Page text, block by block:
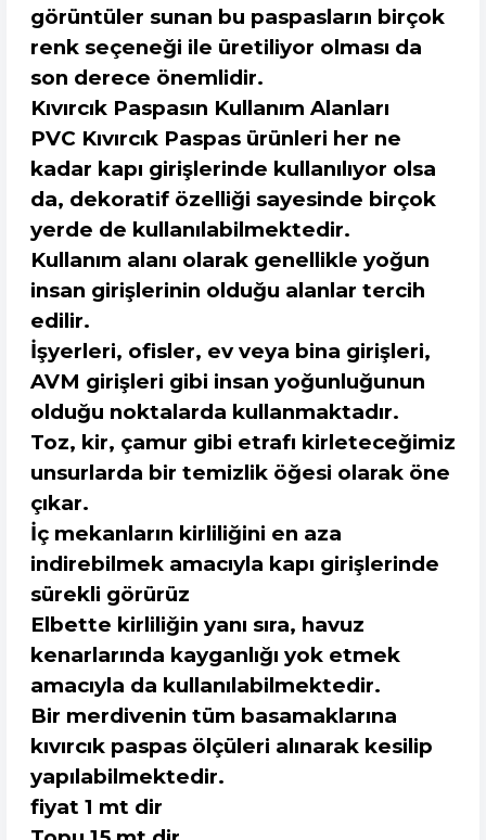
görüntüler sunan bu paspasların birçok
renk seçeneği ile üretiliyor olması da
son derece önemlidir.
Kıvırcık Paspasın Kullanım Alanları
PVC Kıvırcık Paspas ürünleri her ne
kadar kapı girişlerinde kullanılıyor olsa
da, dekoratif özelliği sayesinde birçok
yerde de kullanılabilmektedir.
Kullanım alanı olarak genellikle yoğun
insan girişlerinin olduğu alanlar tercih
edilir.
İşyerleri, ofisler, ev veya bina girişleri,
AVM girişleri gibi insan yoğunluğunun
olduğu noktalarda kullanmaktadır.
Toz, kir, çamur gibi etrafı kirleteceğimiz
unsurlarda bir temizlik öğesi olarak öne
çıkar.
İç mekanların kirliliğini en aza
indirebilmek amacıyla kapı girişlerinde
sürekli görürüz
Elbette kirliliğin yanı sıra, havuz
kenarlarında kayganlığı yok etmek
amacıyla da kullanılabilmektedir.
Bir merdivenin tüm basamaklarına
kıvırcık paspas ölçüleri alınarak kesilip
yapılabilmektedir.
fiyat 1 mt dir